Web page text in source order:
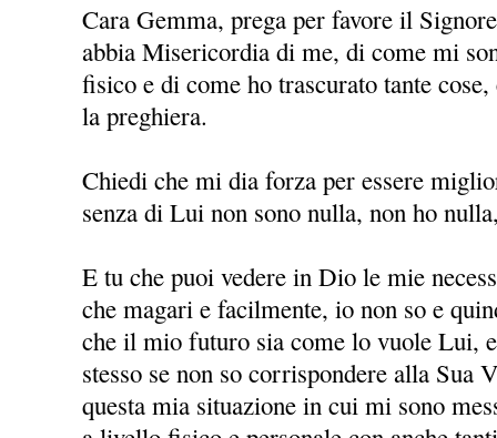
Cara Gemma, prega per favore il
abbia Misericordia di me, di come mi
fisico e di come ho trascurato tante
la preghiera.
Chiedi che mi dia forza per essere
senza di Lui non sono nulla, non ho
E tu che puoi vedere in Dio le mie
che magari e facilmente, io non so e
che il mio futuro sia come lo vuole Lui,
stesso se non so corrispondere alla Sua
questa mia situazione in cui mi sono